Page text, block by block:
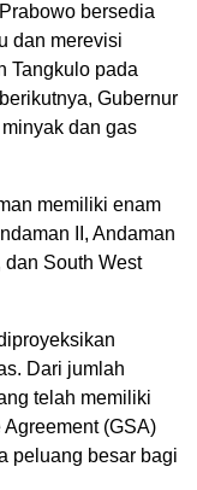
bersedia
dan merevisi
Tangkulo pada
Gubernur
dan gas
memiliki enam
II, Andaman
dan South West
Dari jumlah
telah memiliki
(GSA)
peluang besar bagi